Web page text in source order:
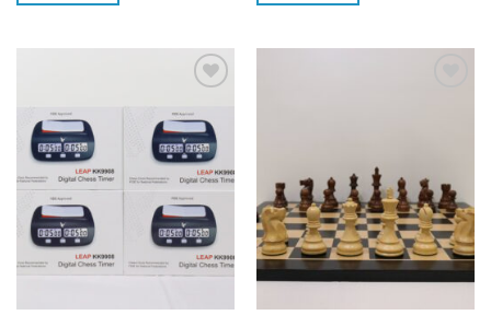
à lista de
desejos